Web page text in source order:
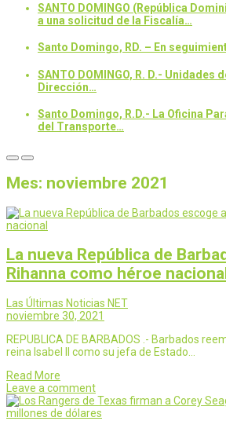
SANTO DOMINGO (República
a una solicitud de la Fiscalía…
Santo Domingo, RD. – En
SANTO DOMINGO, R. D.- Unidades
Dirección…
Santo Domingo, R.D.- La Oficina
del Transporte…
Mes: noviembre 2021
La nueva República de
Rihanna como héroe
Las Últimas Noticias NET
noviembre 30, 2021
REPUBLICA DE BARBADOS .- Barbados
reina Isabel II como su jefa de Estado…
Read More
Leave a comment